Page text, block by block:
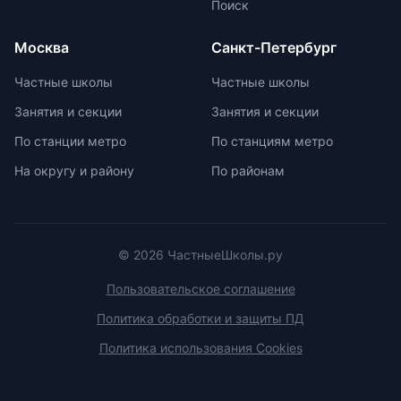
регулируя нагрузку в зависимости
от возрастных задач и
учеников. Отсутствие страха перед
оценками и акцент на качественной
свои навыки и интересы.
Поиск
Москва
Частные школы
Занятия и секции
По станции метро
На округу и району
Санкт-Петербург
Частные школы
Занятия и секции
По станциям метро
По районам
© 2026 ЧастныеШколы.ру
Пользовательское соглашение
Политика обработки и защиты ПД
Политика использования Cookies